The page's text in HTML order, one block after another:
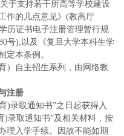
于支持若干所高等学校建设
作的几点意见》(教高厅
历证书电子注册管理暂行规
号),以及《复旦大学本科生学
定本条例。
自主招生系列，由网络教
注册
)录取通知书”之日起获得入
)录取通知书”及相关材料，按
理入学手续。因故不能如期